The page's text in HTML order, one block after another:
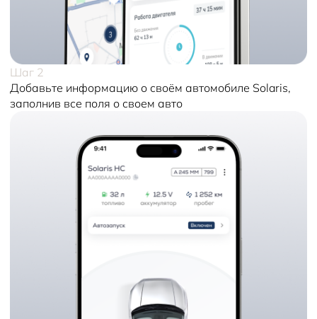
Шаг 2
Добавьте информацию о своём автомобиле Solaris,
заполнив все поля о своем авто